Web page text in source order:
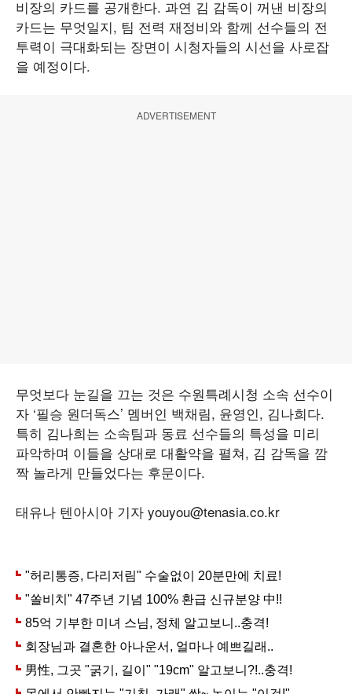
비장의 카드를 공개한다. 과연 김 감독이 꺼낸 비장의
카드는 무엇일지, 팀 전력 재정비와 함께 선수들의 전
투력이 극대화되는 장면이 시청자들의 시선을 사로잡
을 예정이다.
ADVERTISEMENT
무엇보다 눈길을 끄는 것은 수원특례시청 소속 선수이
자 ‘필승 원더독스’ 멤버인 백채림, 윤영인, 김나희다.
특히 김나희는 소속팀과 동료 선수들의 특성을 미리
파악하며 이들을 상대로 대활약을 펼쳐, 김 감독을 깜
짝 놀라게 만들었다는 후문이다.
태유나 텐아시아 기자 youyou@tenasia.co.kr